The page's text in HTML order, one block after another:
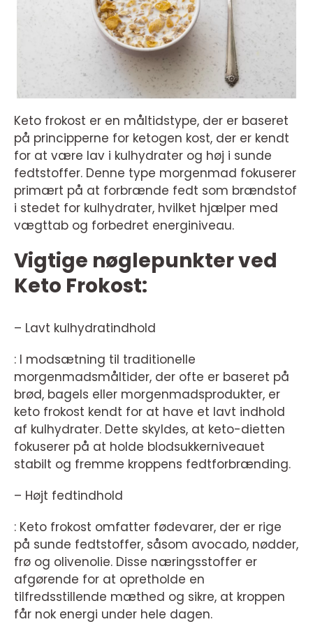
Keto frokost er en måltidstype, der er baseret
på principperne for ketogen kost, der er kendt
for at være lav i kulhydrater og høj i sunde
fedtstoffer. Denne type morgenmad fokuserer
primært på at forbrænde fedt som brændstof
i stedet for kulhydrater, hvilket hjælper med
vægttab og forbedret energiniveau.
Vigtige nøglepunkter ved
Keto Frokost:
– Lavt kulhydratindhold
: I modsætning til traditionelle
morgenmadsmåltider, der ofte er baseret på
brød, bagels eller morgenmadsprodukter, er
keto frokost kendt for at have et lavt indhold
af kulhydrater. Dette skyldes, at keto-dietten
fokuserer på at holde blodsukkerniveauet
stabilt og fremme kroppens fedtforbrænding.
– Højt fedtindhold
: Keto frokost omfatter fødevarer, der er rige
på sunde fedtstoffer, såsom avocado, nødder,
frø og olivenolie. Disse næringsstoffer er
afgørende for at opretholde en
tilfredsstillende mæthed og sikre, at kroppen
får nok energi under hele dagen.